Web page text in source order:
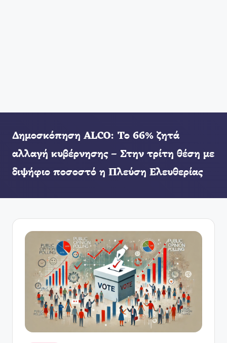
Δημοσκόπηση ALCO: Το 66% ζητά
αλλαγή κυβέρνησης – Στην τρίτη θέση με
διψήφιο ποσοστό η Πλεύση Ελευθερίας